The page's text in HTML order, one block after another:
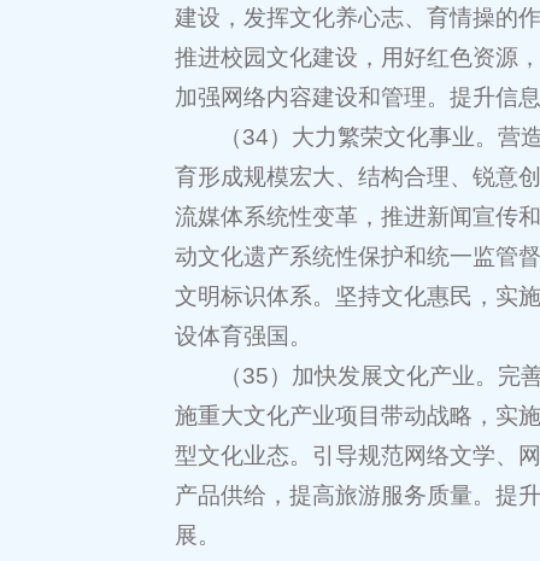
建设，发挥文化养心志、育情操的
推进校园文化建设，用好红色资源
加强网络内容建设和管理。提升信
（34）大力繁荣文化事业。
育形成规模宏大、结构合理、锐意
流媒体系统性变革，推进新闻宣传
动文化遗产系统性保护和统一监管
文明标识体系。坚持文化惠民，实
设体育强国。
（35）加快发展文化产业。
施重大文化产业项目带动战略，实
型文化业态。引导规范网络文学、
产品供给，提高旅游服务质量。提
展。